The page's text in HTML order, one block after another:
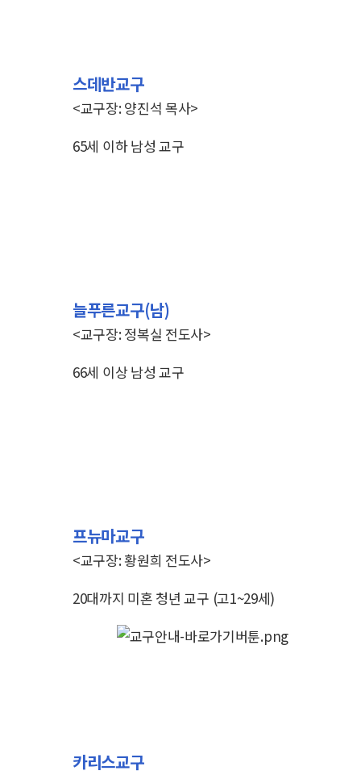
스데반교구
<교구장: 양진석 목사>
65세 이하 남성 교구
늘푸른교구(남)
<교구장: 정복실 전도사>
66세 이상 남성 교구
프뉴마교구
<교구장: 황원희 전도사>
20대까지 미혼 청년 교구 (고1~29세)
카리스교구